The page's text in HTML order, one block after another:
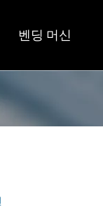
벤딩 머신